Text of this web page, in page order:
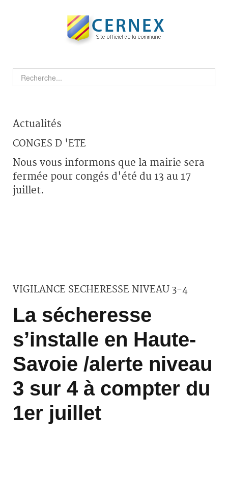
Actualités
CONGES D 'ETE
Nous vous informons que la mairie sera
fermée pour congés d'été du 13 au 17
juillet.
VIGILANCE SECHERESSE NIVEAU 3-4
La sécheresse
s’installe en Haute-
Savoie /alerte niveau
3 sur 4 à compter du
1er juillet